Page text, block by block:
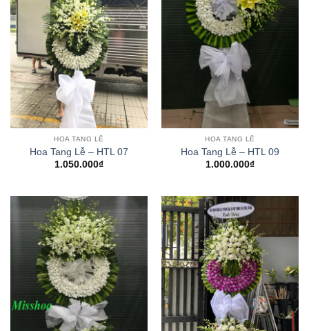
HOA TANG LỄ
Hoa Tang Lễ – HTL 07
1.050.000₫
HOA TANG LỄ
Hoa Tang Lễ – HTL 09
1.000.000₫